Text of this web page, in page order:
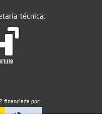
técnica:
financiada por: